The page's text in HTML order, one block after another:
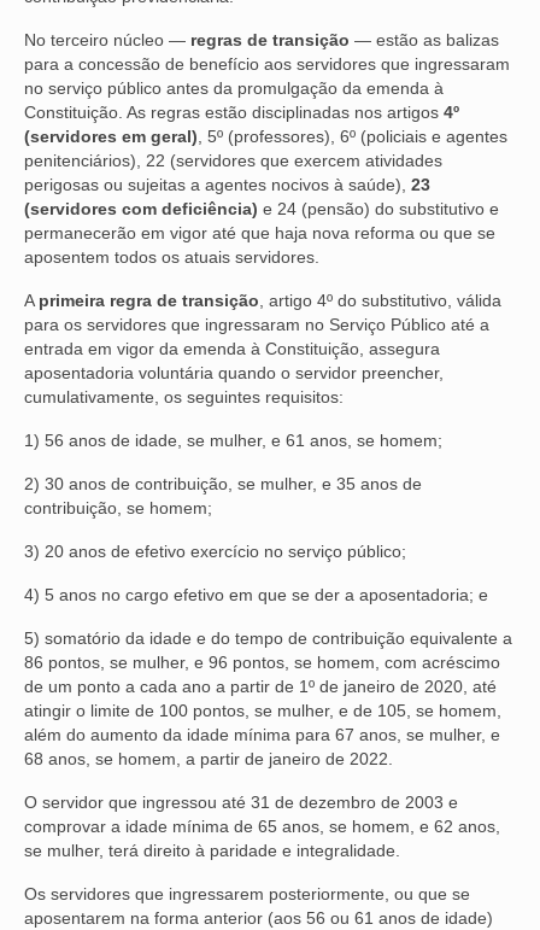
No terceiro núcleo — regras de transição — estão as balizas
para a concessão de benefício aos servidores que ingressaram
no serviço público antes da promulgação da emenda à
Constituição. As regras estão disciplinadas nos artigos 4º
(servidores em geral) , 5º (professores), 6º (policiais e agentes
penitenciários), 22 (servidores que exercem atividades
perigosas ou sujeitas a agentes nocivos à saúde), 23
(servidores com deficiência) e 24 (pensão) do substitutivo e
permanecerão em vigor até que haja nova reforma ou que se
aposentem todos os atuais servidores.
A primeira regra de transição , artigo 4º do substitutivo, válida
para os servidores que ingressaram no Serviço Público até a
entrada em vigor da emenda à Constituição, assegura
aposentadoria voluntária quando o servidor preencher,
cumulativamente, os seguintes requisitos:
1) 56 anos de idade, se mulher, e 61 anos, se homem;
2) 30 anos de contribuição, se mulher, e 35 anos de
contribuição, se homem;
3) 20 anos de efetivo exercício no serviço público;
4) 5 anos no cargo efetivo em que se der a aposentadoria; e
5) somatório da idade e do tempo de contribuição equivalente a
86 pontos, se mulher, e 96 pontos, se homem, com acréscimo
de um ponto a cada ano a partir de 1º de janeiro de 2020, até
atingir o limite de 100 pontos, se mulher, e de 105, se homem,
além do aumento da idade mínima para 67 anos, se mulher, e
68 anos, se homem, a partir de janeiro de 2022.
O servidor que ingressou até 31 de dezembro de 2003 e
comprovar a idade mínima de 65 anos, se homem, e 62 anos,
se mulher, terá direito à paridade e integralidade.
Os servidores que ingressarem posteriormente, ou que se
aposentarem na forma anterior (aos 56 ou 61 anos de idade)